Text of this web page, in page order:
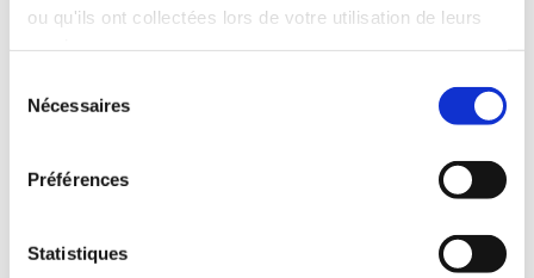
ou qu'ils ont collectées lors de votre utilisation de leurs
Nécessaires
Préférences
Statistiques
MADAME, MA DAME